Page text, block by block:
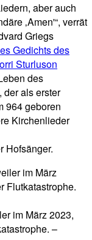
aber auch
‚Amen'“, verrät
Griegs
Gedichts des
Sturluson
des
der als erster
964 geboren
Kirchenlieder
Hofsänger.
im März 2023,
–